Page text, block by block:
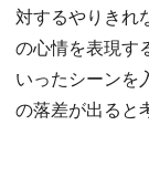
対するやりきれ
の心情を表現す
いったシーンを
の落差が出ると